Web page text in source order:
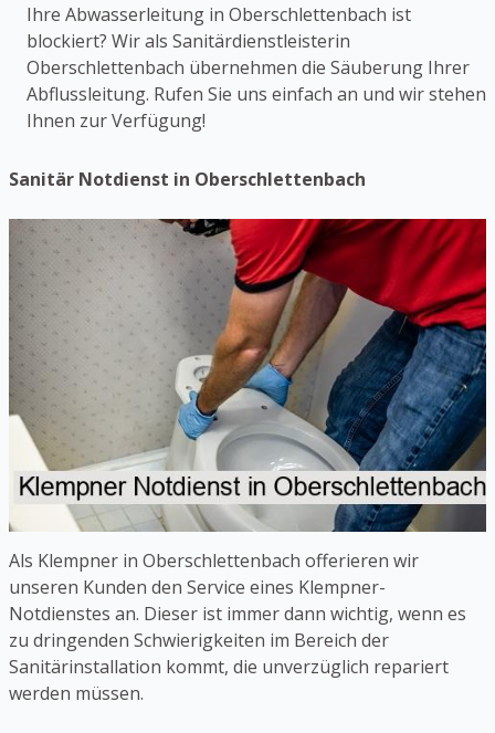
Ihre Abwasserleitung in Oberschlettenbach ist
blockiert? Wir als Sanitärdienstleisterin
Oberschlettenbach übernehmen die Säuberung Ihrer
Abflussleitung. Rufen Sie uns einfach an und wir stehen
Ihnen zur Verfügung!
Sanitär Notdienst in Oberschlettenbach
Als Klempner in Oberschlettenbach offerieren wir
unseren Kunden den Service eines Klempner-
Notdienstes an. Dieser ist immer dann wichtig, wenn es
zu dringenden Schwierigkeiten im Bereich der
Sanitärinstallation kommt, die unverzüglich repariert
werden müssen.